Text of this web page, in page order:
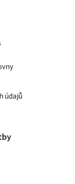
údajů